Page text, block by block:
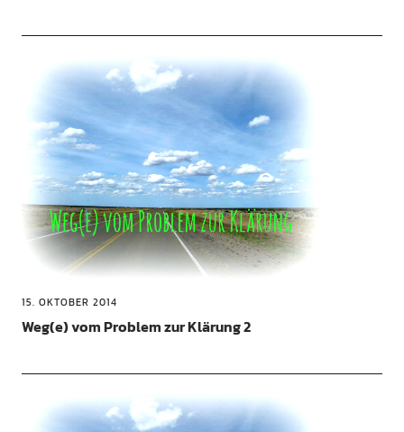
15. OKTOBER 2014
Weg(e) vom Problem zur Klärung 2